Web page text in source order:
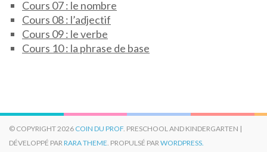
Cours 07 : le nombre
Cours 08 : l’adjectif
Cours 09 : le verbe
Cours 10 : la phrase de base
© COPYRIGHT 2026 COIN DU PROF. PRESCHOOL AND KINDERGARTEN |
DÉVELOPPÉ PARRARA THEME. PROPULSÉ PARWORDPRESS.